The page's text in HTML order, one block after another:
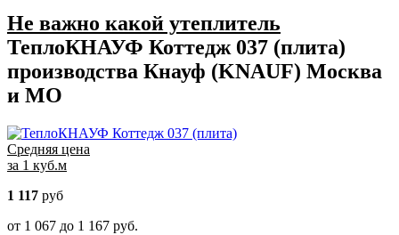
Не важно какой утеплитель
ТеплоКНАУФ Коттедж 037 (плита)
производства Кнауф (KNAUF) Москва
и МО
Средняя цена
за 1 куб.м
1 117 руб
от 1 067 до 1 167 руб.